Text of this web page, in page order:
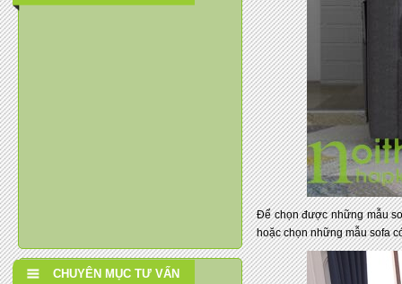
CHUYÊN MỤC TƯ VẤN
Để chọn được những mẫu
hoặc chọn những mẫu sofa